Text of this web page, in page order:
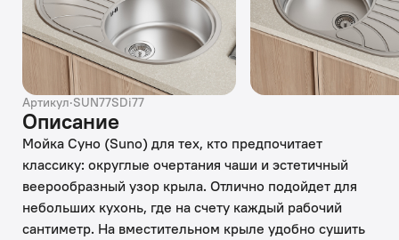
Артикул·SUN77SDi77
Описание
Мойка Суно (Suno) для тех, кто предпочитает
классику: округлые очертания чаши и эстетичный
веерообразный узор крыла. Отлично подойдет для
небольших кухонь, где на счету каждый рабочий
сантиметр. На вместительном крыле удобно сушить